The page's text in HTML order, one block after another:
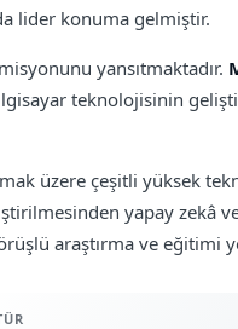
lider konuma gelmiştir.
yansıtmaktadır.
teknolojisinin
üzere çeşitli yüksek
yapay zekâ
araştırma ve eğitimi